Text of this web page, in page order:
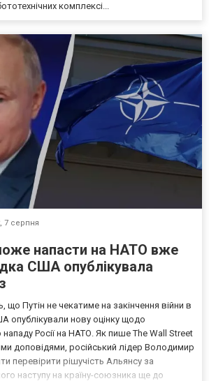
комплексі...
7 серпня
напасти на НАТО вже
США опублікувала
Путін не чекатиме на закінчення війни в
опублікували нову оцінку щодо
Росії на НАТО. Як пише The Wall Street
доповідями, російський лідер Володимир
перевірити рішучість Альянсу за
наступу на країну-союзника ще до